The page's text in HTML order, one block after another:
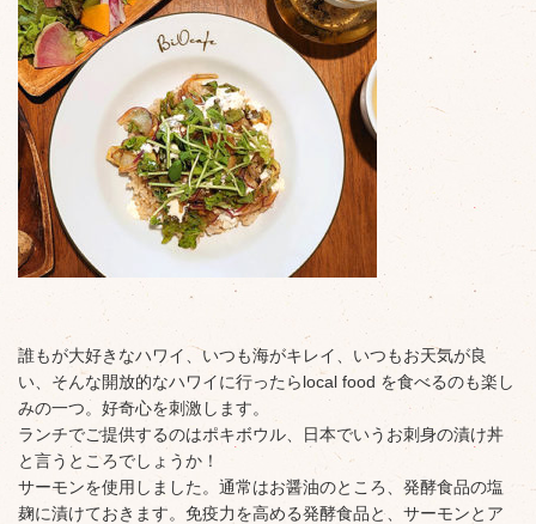
誰もが大好きなハワイ、いつも海がキレイ、いつもお天気が良
い、そんな開放的なハワイに行ったらlocal food を食べるのも楽し
みの一つ。好奇心を刺激します。
ランチでご提供するのはポキボウル、日本でいうお刺身の漬け丼
と言うところでしょうか！
サーモンを使用しました。通常はお醤油のところ、発酵食品の塩
麹に漬けておきます。免疫力を高める発酵食品と、サーモンとア